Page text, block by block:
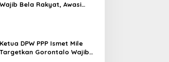
Wajib Bela Rakyat, Awasi
Ketua DPW PPP Ismet Mile
Targetkan Gorontalo Wajib